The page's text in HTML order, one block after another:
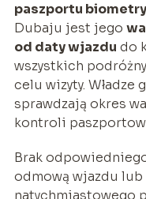
paszportu
Dubaju jest jego
od daty wjazdu do
wszystkich
celu wizyty.
sprawdzają okres
kontroli
Brak
odmową wjazdu lub